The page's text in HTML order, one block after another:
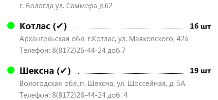
г. Вологда ул. Саммера д.62
Котлас (✔) 16 шт
Архангельская обл. г.Котлас, ул. Маяковского, 42а
Телефон: 8(8172)26-44-24 доб.7
Шексна (✔) 19 шт
Вологодская обл.,п. Шексна, ул. Шоссейная, д. 5А
Телефон: 8(8172)26-44-24 доб. 4